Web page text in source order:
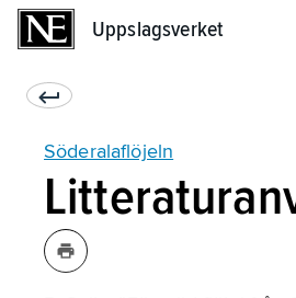
Uppslagsverket
Söderalaflöjeln